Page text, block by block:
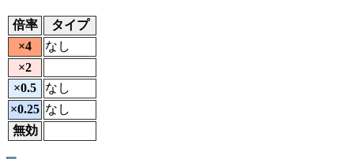
倍率
タイプ
×4
なし
×2
×0.5
なし
×0.25 なし
無効